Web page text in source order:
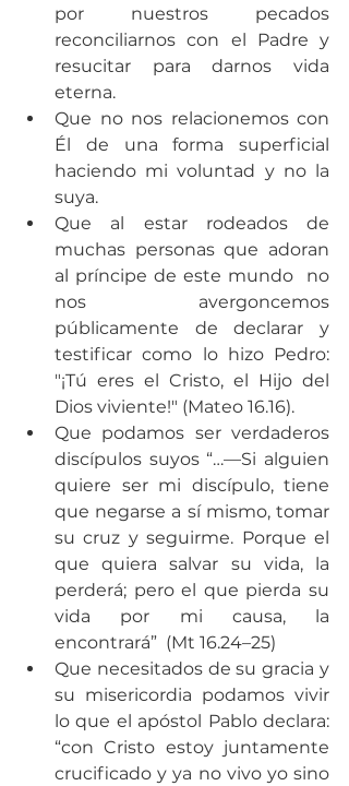
por nuestros pecados
reconciliarnos con el Padre y
resucitar para darnos vida
eterna.
Que no nos relacionemos con
Él de una forma superficial
haciendo mi voluntad y no la
suya.
Que al estar rodeados de
muchas personas que adoran
al príncipe de este mundo  no
nos avergoncemos
públicamente de declarar y
testificar como lo hizo Pedro:
"¡Tú eres el Cristo, el Hijo del
Dios viviente!" (Mateo 16.16).
Que podamos ser verdaderos
discípulos suyos “…—Si alguien
quiere ser mi discípulo, tiene
que negarse a sí mismo, tomar
su cruz y seguirme. Porque el
que quiera salvar su vida, la
perderá; pero el que pierda su
vida por mi causa, la
encontrará”  (Mt 16.24–25)
Que necesitados de su gracia y
su misericordia podamos vivir
lo que el apóstol Pablo declara:
“con Cristo estoy juntamente
crucificado y ya no vivo yo sino